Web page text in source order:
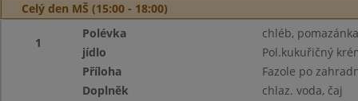
Celý den MŠ (15:00 - 18:00)
1
Polévka
chléb,
jídlo
Pol.kukuřičný
Příloha
Fazole po
Doplněk
chlaz. voda, čaj